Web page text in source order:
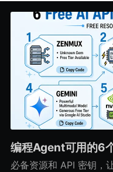
编程Agent可用的6
必备资源和 API 密钥，